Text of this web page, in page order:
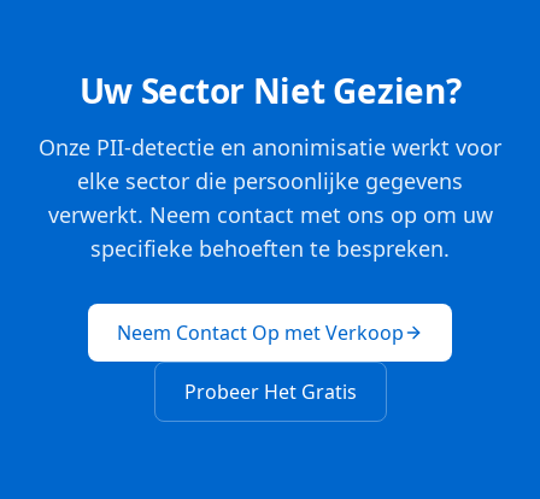
Uw Sector Niet Gezien?
Onze PII-detectie en anonimisatie werkt voor
elke sector die persoonlijke gegevens
verwerkt. Neem contact met ons op om uw
specifieke behoeften te bespreken.
Neem Contact Op met Verkoop
Probeer Het Gratis